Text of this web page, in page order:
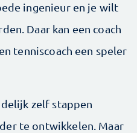
ingenieur en je wilt
Daar kan een coach
tenniscoach een speler
zelf stappen
te ontwikkelen. Maar